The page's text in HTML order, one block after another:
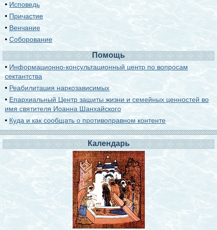
• Исповедь
• Причастие
• Венчание
•Соборование
Помощь
• Информационно-консультационный центр по вопросам
сектантства
• Реабилитация наркозависимых
• Епархиальный Центр защиты жизни и семейных ценностей во
имя святителя Иоанна Шанхайского
• Куда и как сообщать о противоправном контенте
Календарь